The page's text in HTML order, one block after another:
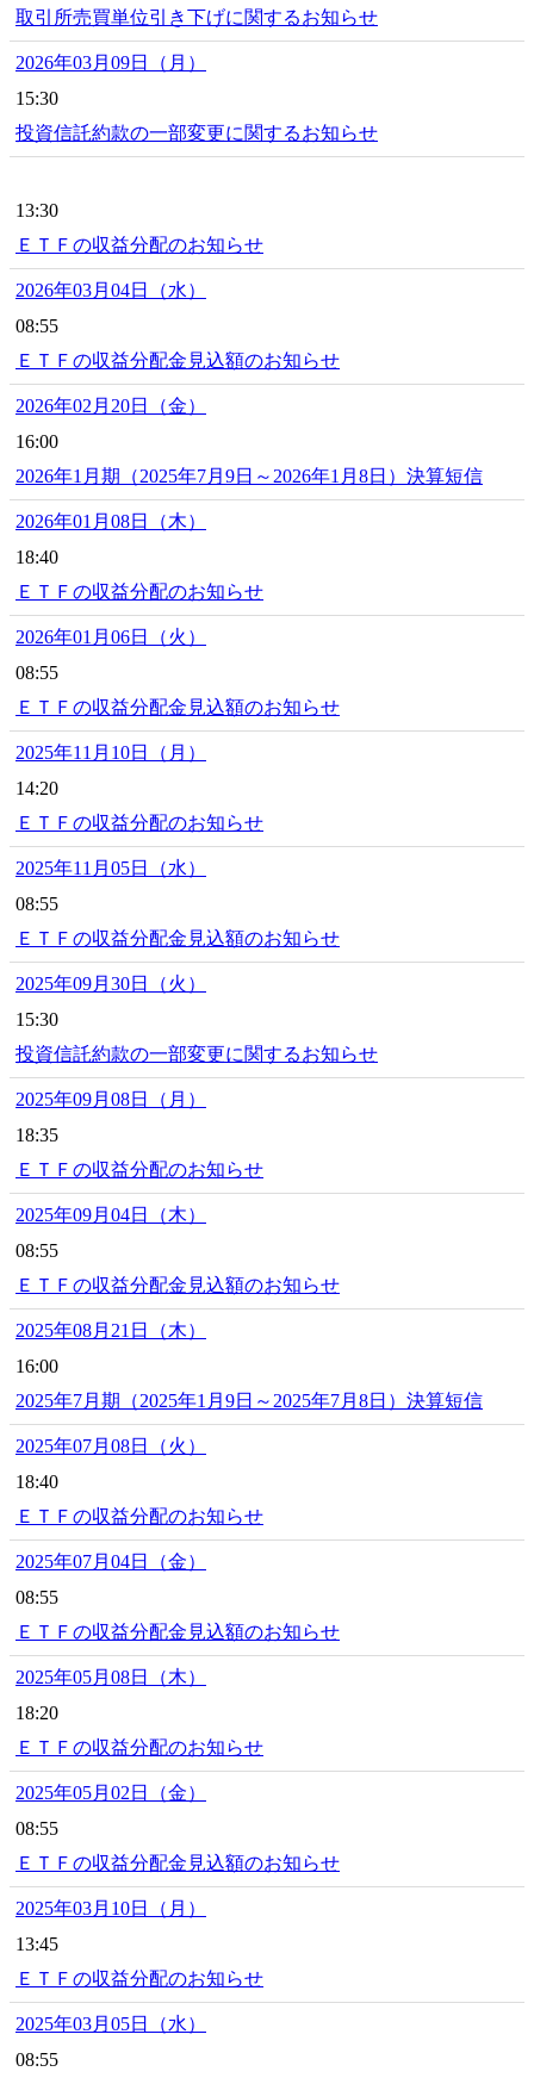
取引所売買単位引き下げに関するお知らせ
2026年03月09日（月）
15:30
投資信託約款の一部変更に関するお知らせ
13:30
ＥＴＦの収益分配のお知らせ
2026年03月04日（水）
08:55
ＥＴＦの収益分配金見込額のお知らせ
2026年02月20日（金）
16:00
2026年1月期（2025年7月9日～2026年1月8日）決算短信
2026年01月08日（木）
18:40
ＥＴＦの収益分配のお知らせ
2026年01月06日（火）
08:55
ＥＴＦの収益分配金見込額のお知らせ
2025年11月10日（月）
14:20
ＥＴＦの収益分配のお知らせ
2025年11月05日（水）
08:55
ＥＴＦの収益分配金見込額のお知らせ
2025年09月30日（火）
15:30
投資信託約款の一部変更に関するお知らせ
2025年09月08日（月）
18:35
ＥＴＦの収益分配のお知らせ
2025年09月04日（木）
08:55
ＥＴＦの収益分配金見込額のお知らせ
2025年08月21日（木）
16:00
2025年7月期（2025年1月9日～2025年7月8日）決算短信
2025年07月08日（火）
18:40
ＥＴＦの収益分配のお知らせ
2025年07月04日（金）
08:55
ＥＴＦの収益分配金見込額のお知らせ
2025年05月08日（木）
18:20
ＥＴＦの収益分配のお知らせ
2025年05月02日（金）
08:55
ＥＴＦの収益分配金見込額のお知らせ
2025年03月10日（月）
13:45
ＥＴＦの収益分配のお知らせ
2025年03月05日（水）
08:55